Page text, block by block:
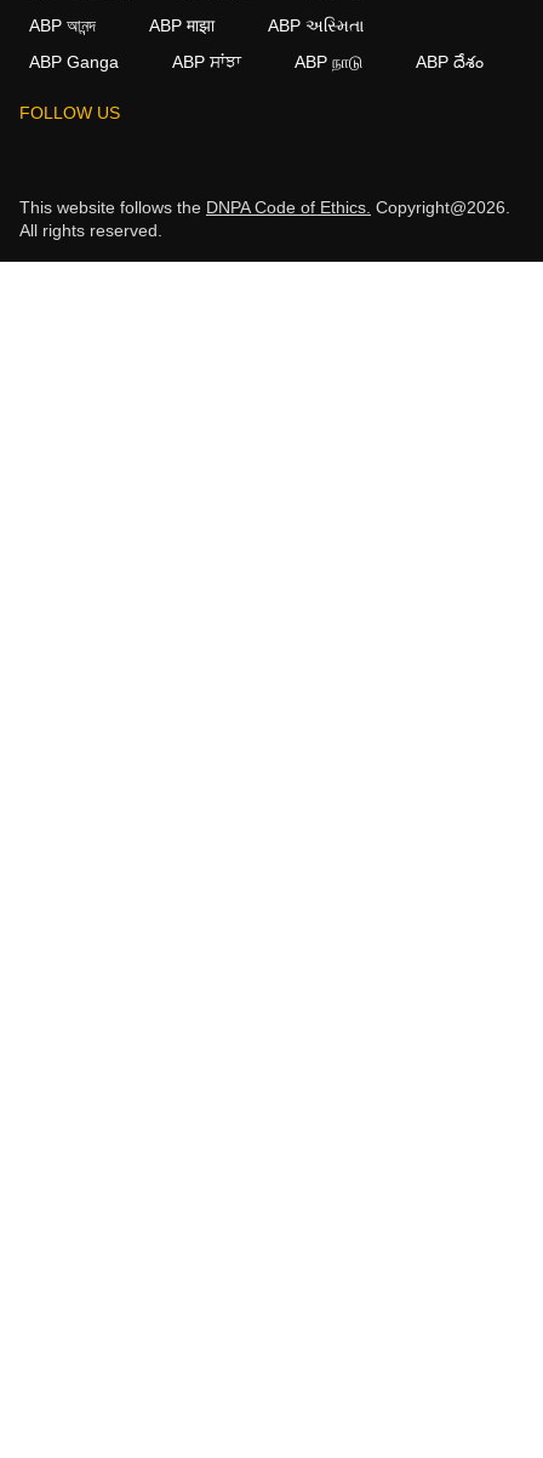
ABP আনন্দ
ABP माझा
ABP અસ્મિતા
ABP Ganga
ABP ਸਾਂਝਾ ABP நாடு ABP దేశం
FOLLOW US
This website follows the DNPA Code of Ethics. Copyright@2026.
All rights reserved.